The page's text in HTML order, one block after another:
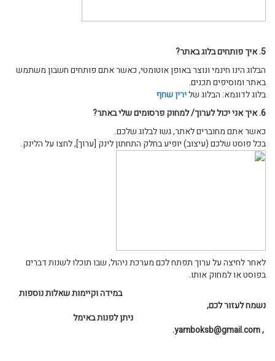
5. איך פותחים בלוג באתר?
הבלוג הינו חינמי ונוצר באופן אוטומטי, כאשר אתם פותחים חשבון משתמש
באתר ומוסיפים תכנים.
בלוג לדוגמא: הבלוג שלירין שחף
6. איך אני יכול לערוך/ למחוק פרסומים שלי באתר?
כאשר אתם מחוברים לאתר, גשו לבלוג שלכם.
בכל פוסט שלכם (עיצוב) יופיע בחלק התחתון לינק [ערוך], לחצו על הלינק.
לאחר לחיצה על ערוך תפתח לכם מערכת ניהול, שבו תוכלו לשנות דברים
בפוסט או למחוק אותו.
במידה וקיימות שאלות נוספות
נשמח לעזור לכם,
ניתן לפנות באימל
, yamboksb@gmail.com.